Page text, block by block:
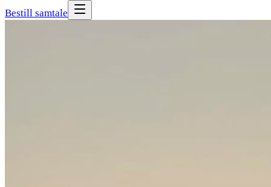
Bestill samtale